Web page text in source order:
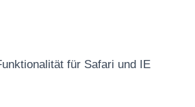
für Safari und IE